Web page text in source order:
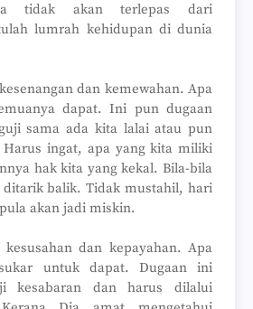
tidak akan terlepas dari
lumrah kehidupan di dunia
dan kemewahan. Apa
dapat. Ini pun dugaan
sama ada kita lalai atau pun
Harus ingat, apa yang kita miliki
hak kita yang kekal. Bila-bila
ditarik balik. Tidak mustahil, hari
akan jadi miskin.
dan kepayahan. Apa
untuk dapat. Dugaan ini
kesabaran dan harus dilalui